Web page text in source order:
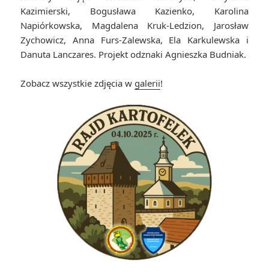
Kazimierski, Bogusława Kazienko, Karolina
Napiórkowska, Magdalena Kruk-Ledzion, Jarosław
Zychowicz, Anna Furs-Zalewska, Ela Karkulewska i
Danuta Lanczares. Projekt odznaki Agnieszka Budniak.
Zobacz wszystkie zdjęcia w galerii!